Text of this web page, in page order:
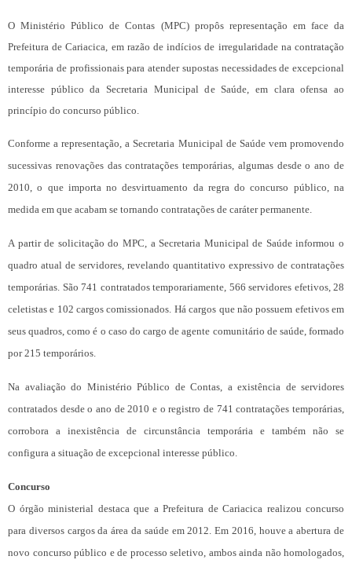
O Ministério Público de Contas (MPC) propôs representação em face da
Prefeitura de Cariacica, em razão de indícios de irregularidade na contratação
temporária de profissionais para atender supostas necessidades de excepcional
interesse público da Secretaria Municipal de Saúde, em clara ofensa ao
princípio do concurso público.
Conforme a representação, a Secretaria Municipal de Saúde vem promovendo
sucessivas renovações das contratações temporárias, algumas desde o ano de
2010, o que importa no desvirtuamento da regra do concurso público, na
medida em que acabam se tornando contratações de caráter permanente.
A partir de solicitação do MPC, a Secretaria Municipal de Saúde informou o
quadro atual de servidores, revelando quantitativo expressivo de contratações
temporárias. São 741 contratados temporariamente, 566 servidores efetivos, 28
celetistas e 102 cargos comissionados. Há cargos que não possuem efetivos em
seus quadros, como é o caso do cargo de agente comunitário de saúde, formado
por 215 temporários.
Na avaliação do Ministério Público de Contas, a existência de servidores
contratados desde o ano de 2010 e o registro de 741 contratações temporárias,
corrobora a inexistência de circunstância temporária e também não se
configura a situação de excepcional interesse público.
Concurso
O órgão ministerial destaca que a Prefeitura de Cariacica realizou concurso
para diversos cargos da área da saúde em 2012. Em 2016, houve a abertura de
novo concurso público e de processo seletivo, ambos ainda não homologados,